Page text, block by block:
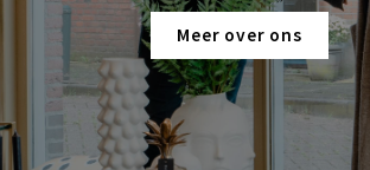
Meer over ons